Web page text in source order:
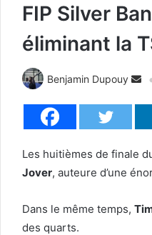
FIP Silver
éliminant la
Benjamin Dupouy
Les huitièmes de finale
Jover, auteure d’une
Dans le même temps,
des quarts.